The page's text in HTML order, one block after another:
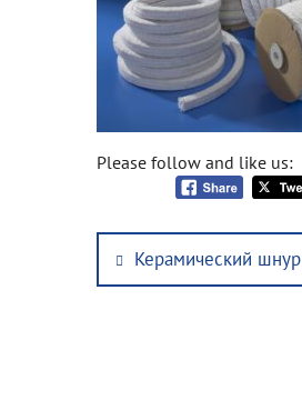
Please follow and like us:
Post
navigation
Previous
post:
Керамический шнур